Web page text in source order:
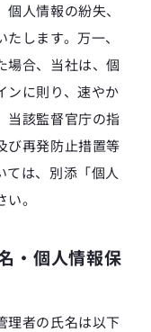
人情報の紛失、
します。万一、
場合、当社は、個
ンに則り、速やか
当該監督官庁の指
び再発防止措置等
ては、別添「個人
。
・個人情報保
理者の氏名は以下